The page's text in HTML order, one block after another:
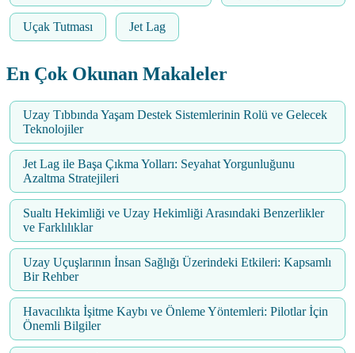
Uçak Tutması Jet Lag
En Çok Okunan Makaleler
Uzay Tıbbında Yaşam Destek Sistemlerinin Rolü ve Gelecek
Teknolojiler
Jet Lag ile Başa Çıkma Yolları: Seyahat Yorgunluğunu
Azaltma Stratejileri
Sualtı Hekimliği ve Uzay Hekimliği Arasındaki Benzerlikler
ve Farklılıklar
Uzay Uçuşlarının İnsan Sağlığı Üzerindeki Etkileri: Kapsamlı
Bir Rehber
Havacılıkta İşitme Kaybı ve Önleme Yöntemleri: Pilotlar İçin
Önemli Bilgiler